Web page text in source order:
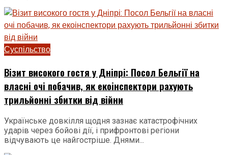
Суспільство
Візит високого гостя у Дніпрі: Посол Бельгії на
власні очі побачив, як екоінспектори рахують
трильйонні збитки від війни
Українське довкілля щодня зазнає катастрофічних
ударів через бойові дії, і прифронтові регіони
відчувають це найгостріше. Днями...